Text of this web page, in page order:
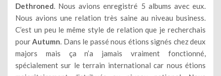
Dethroned. Nous avions enregistré 5 albums avec eux.
Nous avions une relation très saine au niveau business.
C’est un peu le même style de relation que je recherchais
pourAutumn. Dans le passé nous étions signés chez deux
majors mais ça n’a jamais vraiment fonctionné,
spécialement sur le terrain international car nous étions